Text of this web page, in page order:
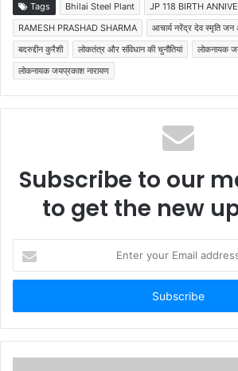
Tags Bhilai Steel Plant
JP 118 BIRTH
RAMESH PRASHAD SHARMA
आचार्य नरेंद्र देव स्मृति जन
बदरुद्दीन कुरैशी
लोकतंत्र और संविधान की चुनौतियां
लोकनायक
लोकनायक जयप्रकाश नारायण
Subscribe to our
to get the new
your
Email